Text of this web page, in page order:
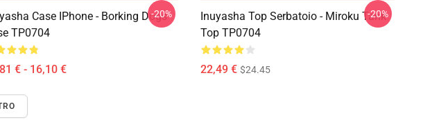
Case IPhone - Borking Dogs
TP0704
€ - 16,10 €
-20%
Inuyasha Top Serbatoio - Miroku Tank
Top TP0704
22,49 € $24.45
-20%